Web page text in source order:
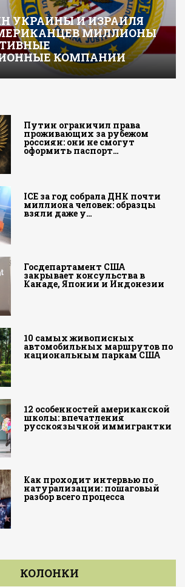
УКРАИНЫ И ИЗРАИЛЯ
МИЛЛИОНЫ
КОМПАНИИ
Путин ограничил права
проживающих за рубежом
россиян: они не смогут
оформить паспорт…
ICE за год собрала ДНК почти
миллиона человек: образцы
взяли даже у…
Госдепартамент США
закрывает консульства в
Канаде, Японии и Индонезии
10 самых живописных
автомобильных маршрутов по
национальным паркам США
12 особенностей американской
школы: впечатления
русскоязычной иммигрантки
Как проходит интервью по
натурализации: пошаговый
разбор всего процесса
КОЛОНКИ